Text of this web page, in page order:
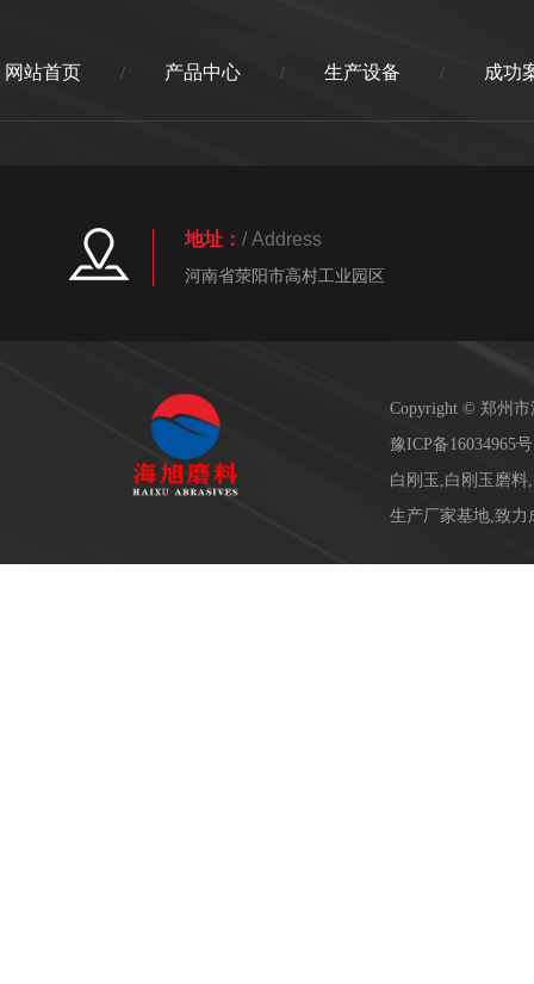
网站首页 / 产品中心 / 生产设备 / 成功
地址： / Address
河南省荥阳市高村工业园区
Copyright © 郑州
豫ICP备16034965号
白刚玉,白刚玉磨
生产厂家基地,致力